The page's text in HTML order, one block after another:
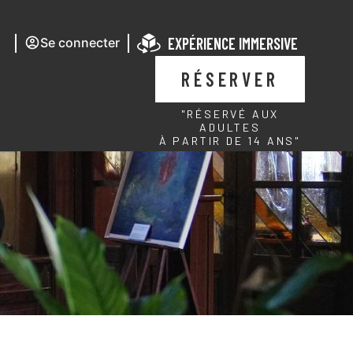
Se connecter EXPÉRIENCE IMMERSIVE
RÉSERVER
"RÉSERVÉ AUX
ADULTES
À PARTIR DE 14 ANS"